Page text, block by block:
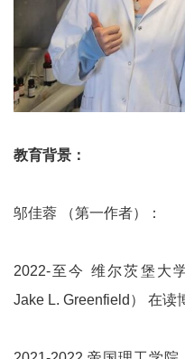
教育背景：
邬佳蓉 （第一作者）：
2022-至今 维尔茨堡大
Jake L. Greenfield） 在读